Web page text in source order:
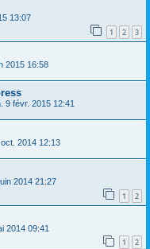
13:07
1 2 3
2015 16:58
9 févr. 2015 12:41
2014 12:13
2014 21:27
1 2
2014 09:41
1 2